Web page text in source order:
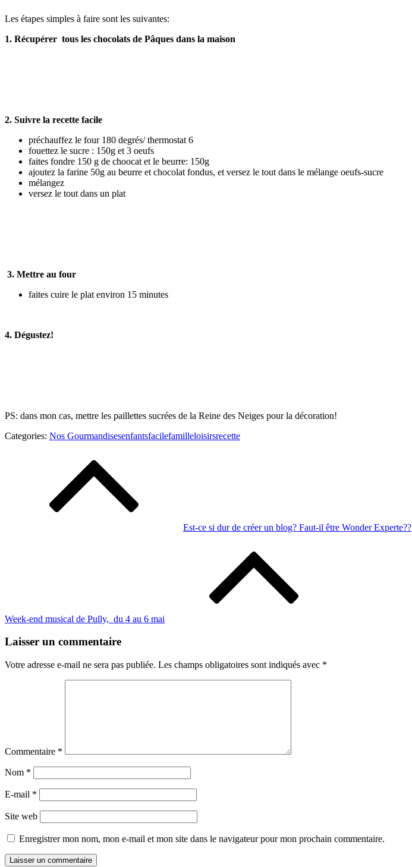
Les étapes simples à faire sont les suivantes:
1. Récupérer tous les chocolats de Pâques dans la maison
2. Suivre la recette facile
préchauffez le four 180 degrés/ thermostat 6
fouettez le sucre : 150g et 3 oeufs
faites fondre 150 g de choocat et le beurre: 150g
ajoutez la farine 50g au beurre et chocolat fondus, et versez le tout dans le mélange oeufs-sucre
mélangez
versez le tout dans un plat
3. Mettre au four
faites cuire le plat environ 15 minutes
4. Dégustez!
PS: dans mon cas, mettre les paillettes sucrées de la Reine des Neiges pour la décoration!
Categories:
Categories: Nos Gourmandisesenfantsfacilefamilleloisirsrecette
Est-ce si dur de créer un blog? Faut-il être Wonder Experte??
Week-end musical de Pully, du 4 au 6 mai
Laisser un commentaire
Votre adresse e-mail ne sera pas publiée. Les champs obligatoires sont indiqués avec *
Commentaire *
Nom *
E-mail *
Site web
Enregistrer mon nom, mon e-mail et mon site dans le navigateur pour mon prochain commentaire.